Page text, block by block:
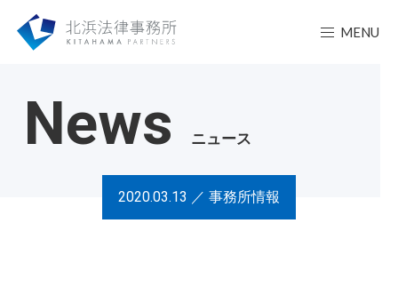
MENU
News ニュース
2020.03.13 ／ 事務所情報